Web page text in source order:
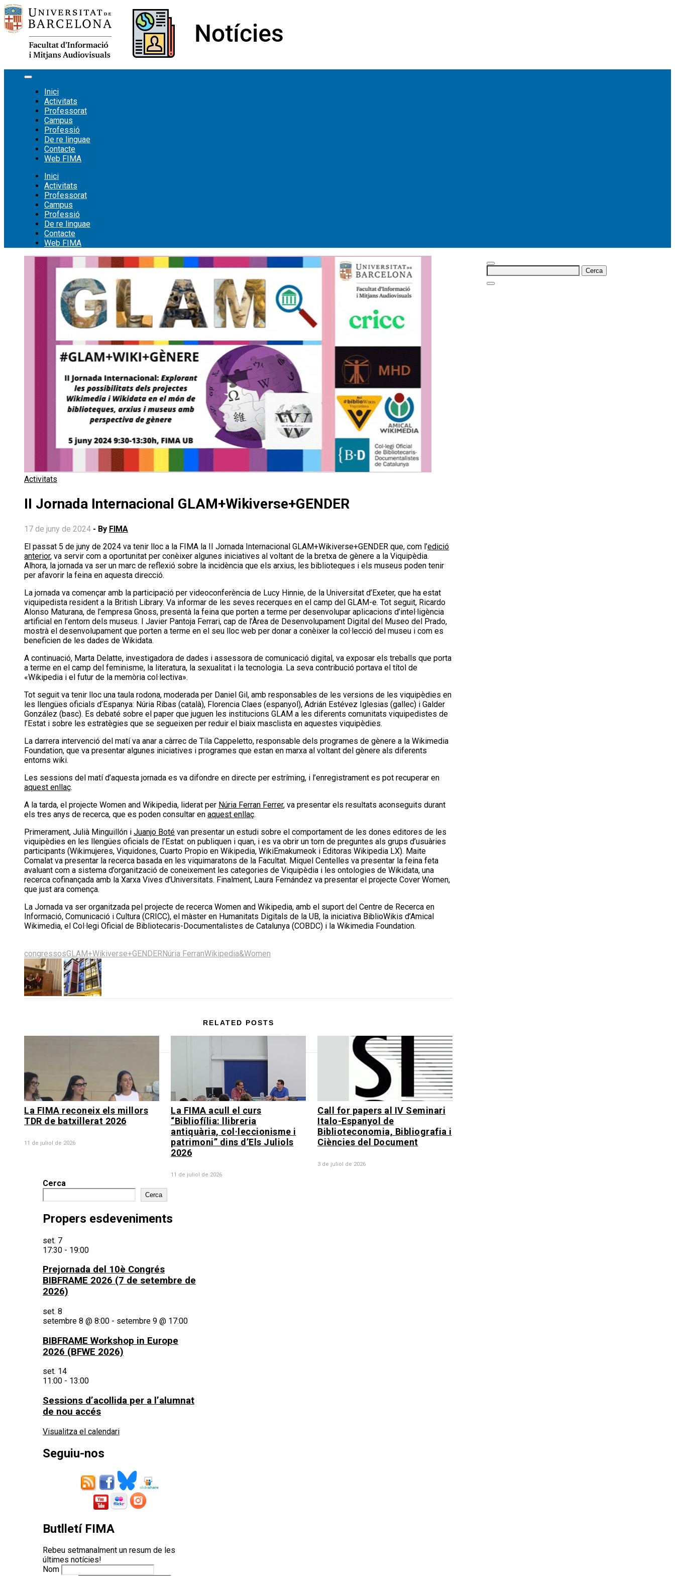
Vés
al
contingut
Inici
Activitats
Professorat
Campus
Professió
De re linguae
Contacte
Web FIMA
Inici
Activitats
Professorat
Campus
Professió
De re linguae
Contacte
Web FIMA
Cerca:
Activitats
II Jornada Internacional GLAM+Wikiverse+GENDER
17 de juny de 2024 - By FIMA
El passat 5 de juny de 2024 va tenir lloc a la FIMA la II Jornada Internacional GLAM+Wikiverse+GENDER que, com l’edició
anterior, va servir com a oportunitat per conèixer algunes iniciatives al voltant de la bretxa de gènere a la Viquipèdia.
Alhora, la jornada va ser un marc de reflexió sobre la incidència que els arxius, les biblioteques i els museus poden tenir
per afavorir la feina en aquesta direcció.
La jornada va començar amb la participació per videoconferència de Lucy Hinnie, de la Universitat d’Exeter, que ha estat
viquipedista resident a la British Library. Va informar de les seves recerques en el camp del GLAM-e. Tot seguit, Ricardo
Alonso Maturana, de l’empresa Gnoss, presentà la feina que porten a terme per desenvolupar aplicacions d’intel·ligència
artificial en l’entorn dels museus. I Javier Pantoja Ferrari, cap de l’Àrea de Desenvolupament Digital del Museo del Prado,
mostrà el desenvolupament que porten a terme en el seu lloc web per donar a conèixer la col·lecció del museu i com es
beneficien de les dades de Wikidata.
A continuació, Marta Delatte, investigadora de dades i assessora de comunicació digital, va exposar els treballs que porta
a terme en el camp del feminisme, la literatura, la sexualitat i la tecnologia. La seva contribució portava el títol de
«Wikipedia i el futur de la memòria col·lectiva».
Tot seguit va tenir lloc una taula rodona, moderada per Daniel Gil, amb responsables de les versions de les viquipèdies en
les llengües oficials d’Espanya: Núria Ribas (català), Florencia Claes (espanyol), Adrián Estévez Iglesias (gallec) i Galder
González (basc). Es debaté sobre el paper que juguen les institucions GLAM a les diferents comunitats viquipedistes de
l’Estat i sobre les estratègies que se segueixen per reduir el biaix masclista en aquestes viquipèdies.
La darrera intervenció del matí va anar a càrrec de Tila Cappeletto, responsable dels programes de gènere a la Wikimedia
Foundation, que va presentar algunes iniciatives i programes que estan en marxa al voltant del gènere als diferents
entorns wiki.
Les sessions del matí d’aquesta jornada es va difondre en directe per estríming, i l’enregistrament es pot recuperar en
aquest enllaç.
A la tarda, el projecte Women and Wikipedia, liderat per Núria Ferran Ferrer, va presentar els resultats aconseguits durant
els tres anys de recerca, que es poden consultar en aquest enllaç.
Primerament, Julià Minguillón i Juanjo Boté van presentar un estudi sobre el comportament de les dones editores de les
viquipèdies en les llengües oficials de l’Estat: on publiquen i quan, i es va obrir un torn de preguntes als grups d’usuàries
participants (Wikimujeres, Viquidones, Cuarto Propio en Wikipedia, WikiEmakumeok i Editoras Wikipedia LX). Maite
Comalat va presentar la recerca basada en les viquimaratons de la Facultat. Miquel Centelles va presentar la feina feta
avaluant com a sistema d’organització de coneixement les categories de Viquipèdia i les ontologies de Wikidata, una
recerca cofinançada amb la Xarxa Vives d’Universitats. Finalment, Laura Fernández va presentar el projecte Cover Women,
que just ara comença.
La Jornada va ser organitzada pel projecte de recerca Women and Wikipedia, amb el suport del Centre de Recerca en
Informació, Comunicació i Cultura (CRICC), el màster en Humanitats Digitals de la UB, la iniciativa BiblioWikis d’Amical
Wikimedia, el Col·legi Oficial de Bibliotecaris-Documentalistes de Catalunya (COBDC) i la Wikimedia Foundation.
on
X
(Twitter)
on
Facebook
on
LinkedIn
on
on
congressosGLAM+Wikiverse+GENDERNúria FerranWikipedia&Women
RELATED POSTS
La FIMA reconeix els millors
TDR de batxillerat 2026
11 de juliol de 2026
La FIMA acull el curs
“Bibliofília: llibreria
antiquària, col·leccionisme i
patrimoni” dins d’Els Juliols
2026
11 de juliol de 2026
Call for papers al IV Seminari
Italo-Espanyol de
Biblioteconomia, Bibliografia i
Ciències del Document
3 de juliol de 2026
Cerca
Cerca
Propers esdeveniments
set. 7
17:30 - 19:00
Prejornada del 10è Congrés
BIBFRAME 2026 (7 de setembre de
2026)
set. 8
setembre 8 @ 8:00 - setembre 9 @ 17:00
BIBFRAME Workshop in Europe
2026 (BFWE 2026)
set. 14
11:00 - 13:00
Sessions d’acollida per a l’alumnat
de nou accés
Visualitza el calendari
Seguiu-nos
Butlletí FIMA
Rebeu setmanalment un resum de les
últimes notícies!
Nom